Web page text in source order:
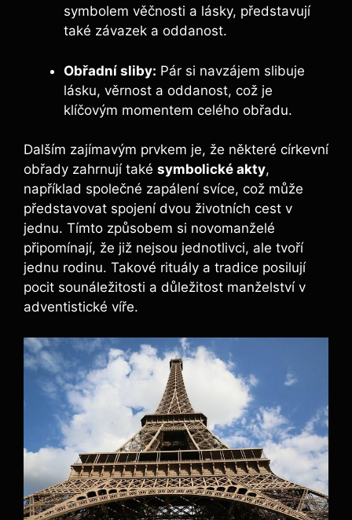
symbolem věčnosti a lásky, představují
také závazek a oddanost.
Obřadní sliby: Pár si navzájem slibuje
lásku, věrnost a oddanost, což je
klíčovým momentem celého obřadu.
Dalším zajímavým prvkem je, že některé církevní
obřady zahrnují také symbolické akty,
například společné zapálení svíce, což může
představovat spojení dvou životních cest v
jednu. Tímto způsobem si novomanželé
připomínají, že již nejsou jednotlivci, ale tvoří
jednu rodinu. Takové rituály a tradice posilují
pocit sounáležitosti a důležitost manželství v
adventistické víře.